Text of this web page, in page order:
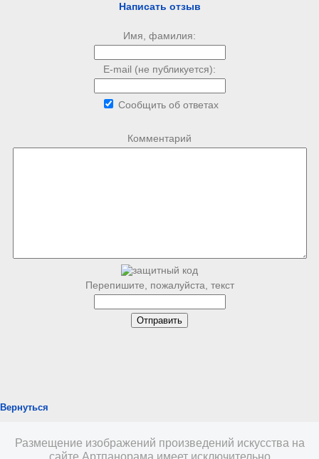
Написать отзыв
Имя, фамилия:
E-mail (не публикуется):
Сообщить об ответах
Комментарий
Перепишите, пожалуйста, текст
Вернуться
Размещение изображений произведений искусства на
сайте Артпанорама имеет исключительно